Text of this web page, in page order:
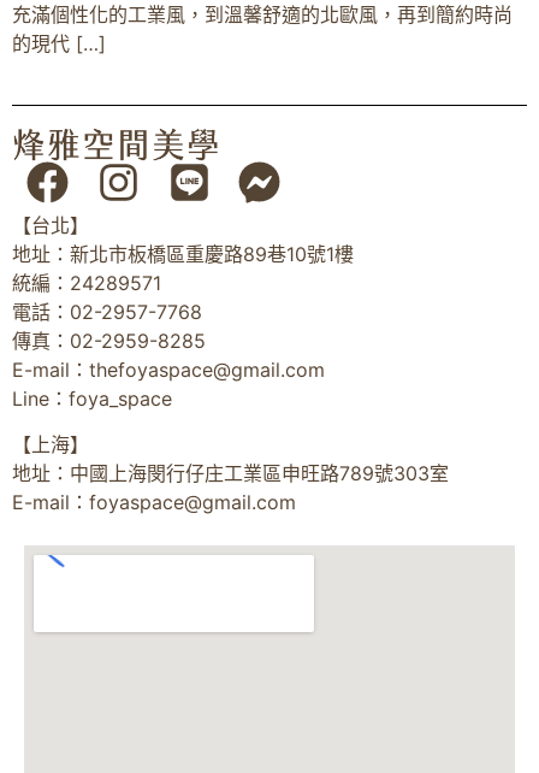
充滿個性化的工業風，到溫馨舒適的北歐風，再到簡約時尚
的現代 […]
【台北】
地址：新北市板橋區重慶路89巷10號1樓
統編：24289571
電話：02-2957-7768
傳真：02-2959-8285
E-mail： thefoyaspace@gmail.com
Line：foya_space
【上海】
地址：中國上海閔行仔庄工業區申旺路789號303室
E-mail： foyaspace@gmail.com